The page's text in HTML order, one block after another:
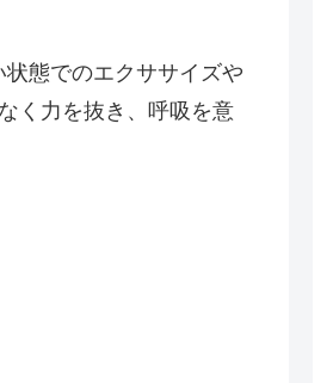
態でのエクササイズや
く力を抜き、呼吸を意